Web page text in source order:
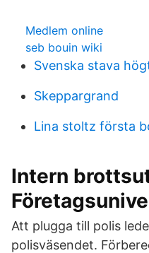
Medlem online
seb bouin wiki
Svenska stava
Skeppargrand
Lina stoltz första
Intern
Att plugga till polis
polisväsendet.